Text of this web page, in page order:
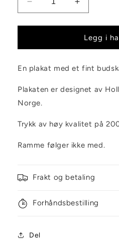
antallet
for
Kul
grei
Øk
antallet
for
Plakat
Kul
grei
Legg i
En plakat med et fint
Plakaten er designet av
Norge.
Trykk av høy kvalitet på
Ramme følger ikke med.
Frakt og betaling
Forhåndsbestilling
Del